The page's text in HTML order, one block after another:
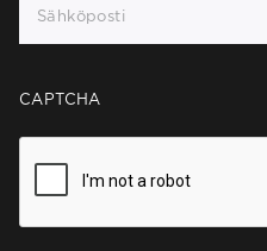
CAPTCHA